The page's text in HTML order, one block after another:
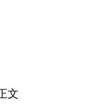
文